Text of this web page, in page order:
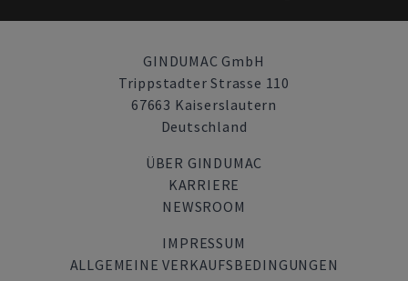
GINDUMAC GmbH
Trippstadter Strasse 110
67663 Kaiserslautern
Deutschland
ÜBER GINDUMAC
KARRIERE
NEWSROOM
IMPRESSUM
ALLGEMEINE VERKAUFSBEDINGUNGEN